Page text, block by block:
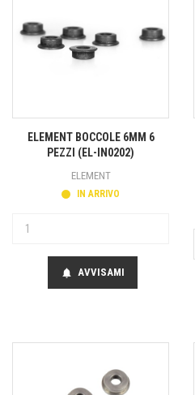
ELEMENT BOCCOLE 6MM 6
PEZZI (EL-IN0202)
ELEMENT
IN ARRIVO
notifications AVVISAMI